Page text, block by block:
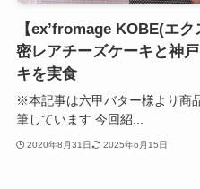
【ex’fromage KOBE(エ
密レアチーズケーキと神
キを実食
※本記事は六甲バター様より商
筆しています 今回紹...
2020年8月31日 2025年6月15日